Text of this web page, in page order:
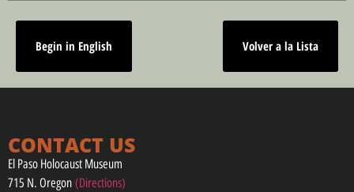
Begin in English Volver a la Lista
CONTACT US
El Paso Holocaust Museum
715 N. Oregon (Directions)